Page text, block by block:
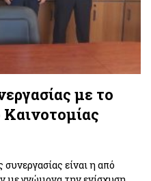
με το
είναι η από